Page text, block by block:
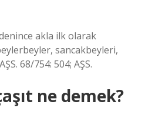
akla ilk olarak
sancakbeyleri,
68/754: 504; AŞS.
ne demek?